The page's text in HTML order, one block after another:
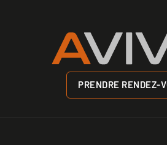
PRENDRE RENDEZ-